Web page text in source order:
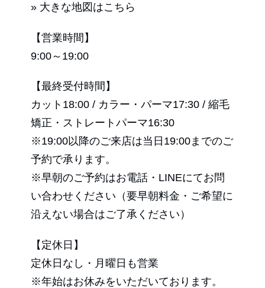
» 大きな地図はこちら
【営業時間】
9:00～19:00
【最終受付時間】
カット18:00 / カラー・パーマ17:30 / 縮毛
矯正・ストレートパーマ16:30
※19:00以降のご来店は当日19:00までのご
予約で承ります。
※早朝のご予約はお電話・LINEにてお問
い合わせください（要早朝料金・ご希望に
沿えない場合はご了承ください）
【定休日】
定休日なし・月曜日も営業
※年始はお休みをいただいております。